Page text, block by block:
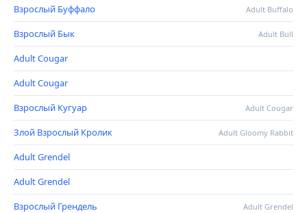
Взрослый Буффало Adult Buffalo
Взрослый Бык Adult Bull
Adult Cougar
Adult Cougar
Взрослый Кугуар
Adult Cougar
Злой Взрослый Кролик Adult Gloomy Rabbit
Adult Grendel
Adult Grendel
Взрослый Грендель
Adult Grendel